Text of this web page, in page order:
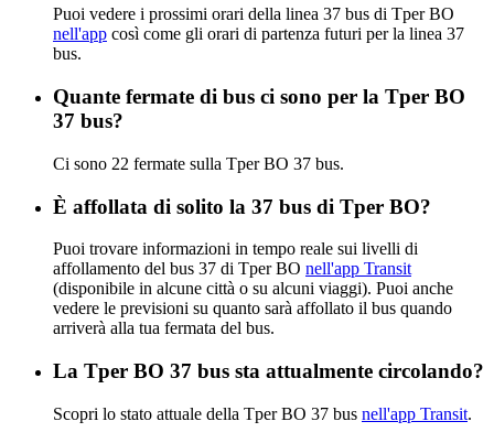
Puoi vedere i prossimi orari della linea 37 bus di Tper BO
nell'app così come gli orari di partenza futuri per la linea 37
bus.
Quante fermate di bus ci sono per la Tper BO
37 bus?
Ci sono 22 fermate sulla Tper BO 37 bus.
È affollata di solito la 37 bus di Tper BO?
Puoi trovare informazioni in tempo reale sui livelli di
affollamento del bus 37 di Tper BO nell'app Transit
(disponibile in alcune città o su alcuni viaggi). Puoi anche
vedere le previsioni su quanto sarà affollato il bus quando
arriverà alla tua fermata del bus.
La Tper BO 37 bus sta attualmente circolando?
Scopri lo stato attuale della Tper BO 37 bus nell'app Transit.